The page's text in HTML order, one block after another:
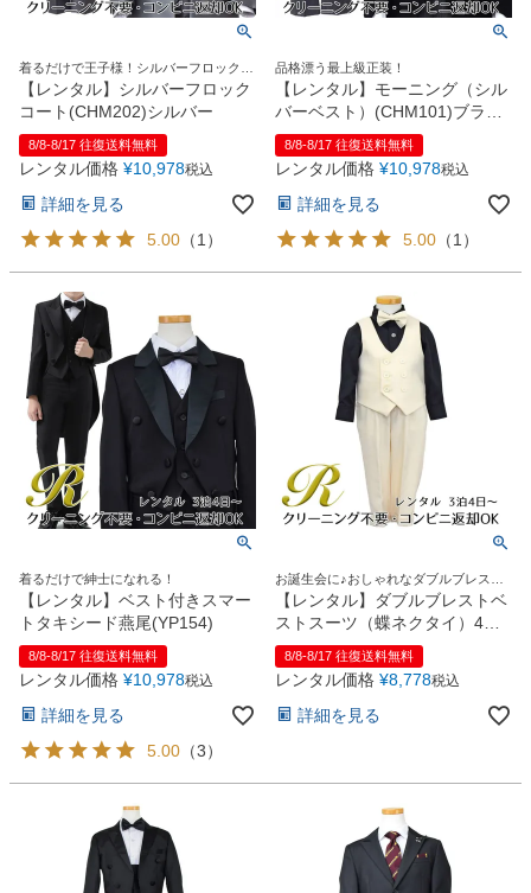
着るだけで王子様！シルバーフロックコ
ート
【レンタル】シルバーフロック
コート(CHM202)シルバー
8/8-8/17 往復送料無料
レンタル価格 ¥10,978税込
詳細を見る
5.00 （1 ）
品格漂う最上級正装！
【レンタル】モーニング（シル
バーベスト）(CHM101)ブラッ
ク
8/8-8/17 往復送料無料
レンタル価格 ¥10,978税込
詳細を見る
5.00 （1 ）
着るだけで紳士になれる！
【レンタル】ベスト付きスマー
トタキシード燕尾(YP154)
8/8-8/17 往復送料無料
レンタル価格 ¥10,978税込
詳細を見る
5.00 （3）
お誕生会に♪おしゃれなダブルブレスト
ベストスーツ
【レンタル】ダブルブレストベ
ストスーツ（蝶ネクタイ）4点
セット(YP153)アイボリー/ブラ
ック
8/8-8/17 往復送料無料
レンタル価格 ¥8,778税込
詳細を見る